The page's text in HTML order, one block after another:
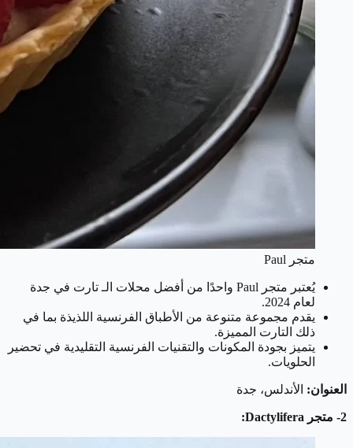
متجر Paul
يُعتبر متجر Paul واحدًا من أفضل محلات الـ تارت في جدة
لعام 2024.
يقدم مجموعة متنوعة من الأطباق الفرنسية اللذيذة بما في
ذلك التارت المميزة.
يتميز بجودة المكونات والتقنيات الفرنسية التقليدية في تحضير
الحلويات.
العنوان: الأندلس، جدة
2- متجر Dactylifera: